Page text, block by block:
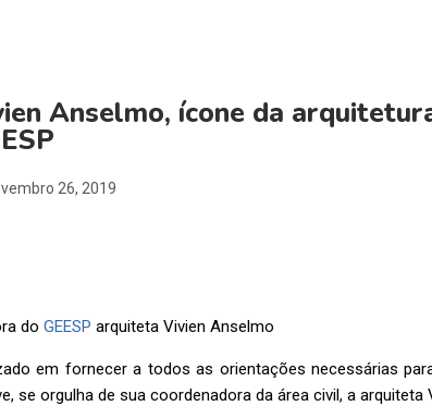
Anselmo, ícone da
26, 2019
do GEESP arquiteta Vivien Anselmo
em fornecer a todos as orientações necessárias
se orgulha de sua coordenadora da área civil, a arquiteta